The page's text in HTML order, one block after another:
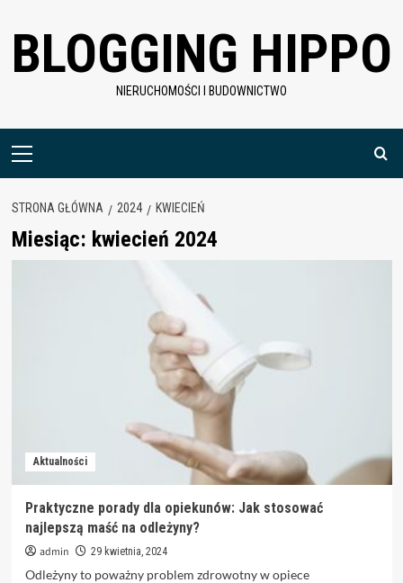
content
BLOGGING HIPPO
NIERUCHOMOŚCI I BUDOWNICTWO
Menu
STRONA GŁÓWNA 2024 KWIECIEŃ
Miesiąc: kwiecień 2024
Aktualności
Praktyczne porady dla opiekunów: Jak stosować
najlepszą maść na odleżyny?
admin 29 kwietnia, 2024
Odleżyny to poważny problem zdrowotny w opiece